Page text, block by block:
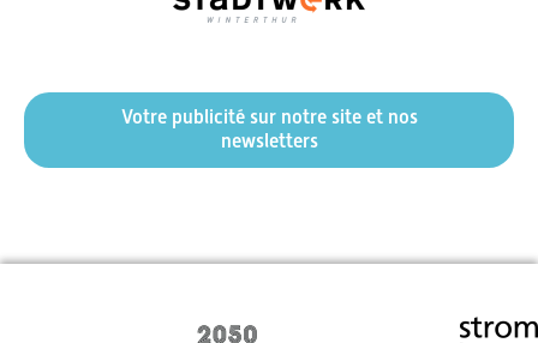
Votre publicité sur notre site et nos
newsletters